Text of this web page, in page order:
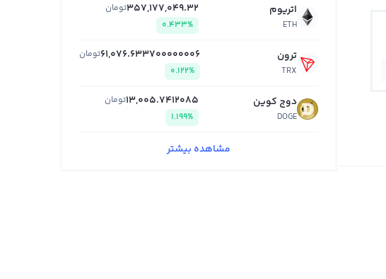
اتریوم
ETH
357,177,049.32تومان
0.433%
ترون
TRX
61,076.633700000006تومان
0.122%
دوج کوین
DOGE
13,005.7412085تومان
1.199%
مشاهده بیشتر